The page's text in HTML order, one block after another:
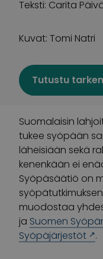
Teksti: Carita
Kuvat: Tomi Natri
Tutustu
Suomalaisin
tukee syöpään
läheisiään sekä
kenenkään ei
Syöpäsäätiö on
muodostaa
ja Suomen
Syöpäjärjestöt
.